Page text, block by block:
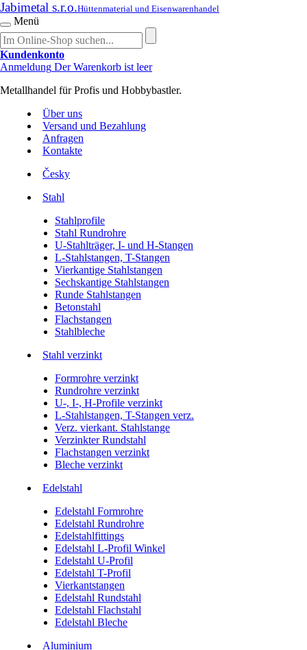
Jabimetal s.r.o.Hüttenmaterial und Eisenwarenhandel
Menü
Kundenkonto
Anmeldung Der Warenkorb ist leer
Metallhandel für Profis und Hobbybastler.
Über uns
Versand und Bezahlung
Anfragen
Kontakte
Česky
Stahl
Stahlprofile
Stahl Rundrohre
U-Stahlträger, I- und H-Stangen
L-Stahlstangen, T-Stangen
Vierkantige Stahlstangen
Sechskantige Stahlstangen
Runde Stahlstangen
Betonstahl
Flachstangen
Stahlbleche
Stahl verzinkt
Formrohre verzinkt
Rundrohre verzinkt
U-, I-, H-Profile verzinkt
L-Stahlstangen, T-Stangen verz.
Verz. vierkant. Stahlstange
Verzinkter Rundstahl
Flachstangen verzinkt
Bleche verzinkt
Edelstahl
Edelstahl Formrohre
Edelstahl Rundrohre
Edelstahlfittings
Edelstahl L-Profil Winkel
Edelstahl U-Profil
Edelstahl T-Profil
Vierkantstangen
Edelstahl Rundstahl
Edelstahl Flachstahl
Edelstahl Bleche
Aluminium